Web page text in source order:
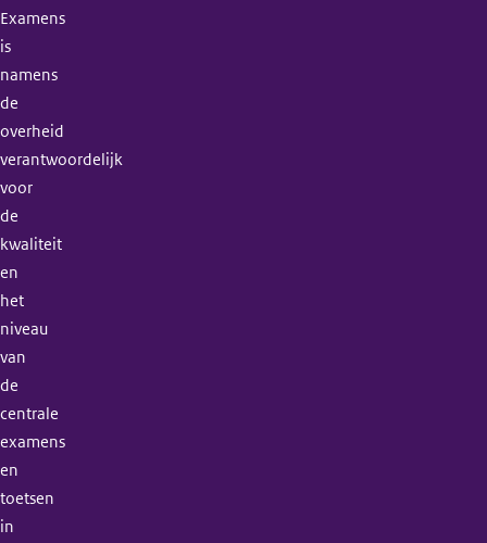
Examens
is
namens
de
overheid
verantwoordelijk
voor
de
kwaliteit
en
het
niveau
van
de
centrale
examens
en
toetsen
in